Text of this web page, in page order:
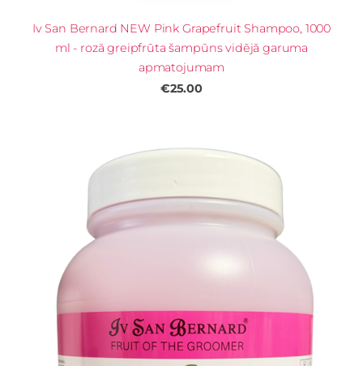
Iv San Bernard NEW Pink Grapefruit Shampoo, 1000
ml - rozā greipfrūta šampūns vidējā garuma
apmatojumam
€25.00